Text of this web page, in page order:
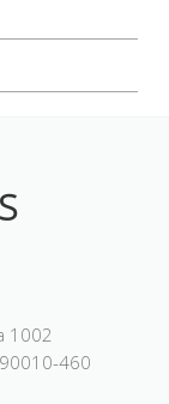
1002
460